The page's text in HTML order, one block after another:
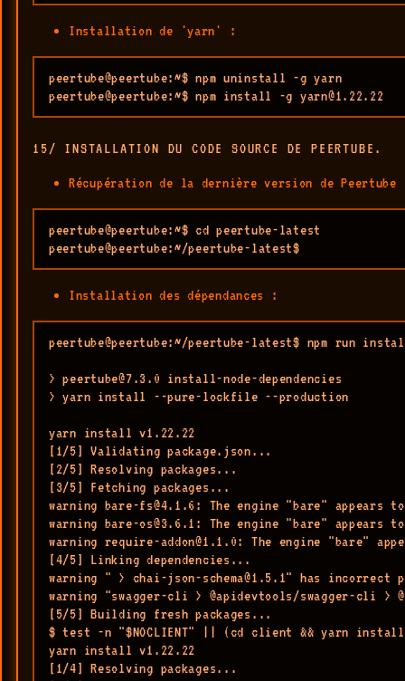
Installation de 'yarn' :
peertube@peertube:~$ npm uninstall -g yarn
peertube@peertube:~$ npm install -g yarn@1.22.22
15/ INSTALLATION DU CODE SOURCE DE PEERTUBE.
Récupération de la dernière version de Peertube
peertube@peertube:~$ cd peertube-latest
peertube@peertube:~/peertube-latest$
Installation des dépendances :
peertube@peertube:~/peertube-latest$ npm run
> peertube@7.3.0 install-node-dependencies
> yarn install --pure-lockfile --production
yarn install v1.22.22
[1/5] Validating package.json...
[2/5] Resolving packages...
[3/5] Fetching packages...
warning bare-fs@4.1.6: The engine "bare" appears
warning bare-os@3.6.1: The engine "bare" appears
warning require-addon@1.1.0: The engine "bare"
[4/5] Linking dependencies...
warning " > chai-json-schema@1.5.1" has incorrect
warning "swagger-cli > @apidevtools/swagger-cli >
[5/5] Building fresh packages...
$ test -n "$NOCLIENT" || (cd client && yarn
yarn install v1.22.22
[1/4] Resolving packages...